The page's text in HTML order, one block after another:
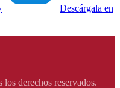
Descárgala en
derechos reservados.